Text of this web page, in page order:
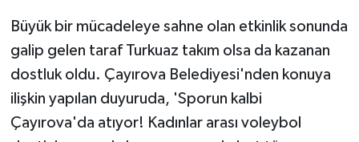
Büyük bir mücadeleye sahne olan etkinlik sonunda
galip gelen taraf Turkuaz takım olsa da kazanan
dostluk oldu. Çayırova Belediyesi'nden konuya
ilişkin yapılan duyuruda, 'Sporun kalbi
Çayırova'da atıyor! Kadınlar arası voleybol